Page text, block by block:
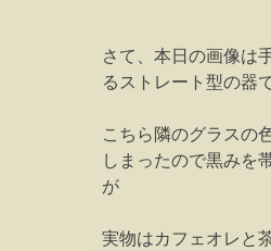
さて、本日の画像は
るストレート型の器で
こちら隣のグラスの
しまったので黒みを
が
実物はカフェオレと